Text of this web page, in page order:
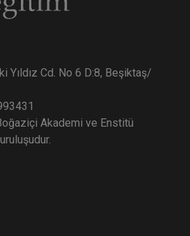
Yıldız Cd. No 6 D:8, Beşiktaş/
Akademi ve Enstitü